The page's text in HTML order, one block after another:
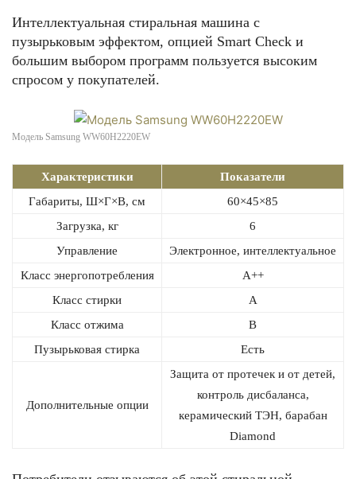
Интеллектуальная стиральная машина с
пузырьковым эффектом, опцией Smart Check и
большим выбором программ пользуется высоким
спросом у покупателей.
Модель Samsung WW60H2220EW
Характеристики
Показатели
Габариты, Ш×Г×В, см
60×45×85
Загрузка, кг
6
Управление
Электронное, интеллектуальное
Класс энергопотребления
А++
Класс стирки
А
Класс отжима
В
Пузырьковая стирка
Есть
Дополнительные опции
Защита от протечек и от детей,
контроль дисбаланса,
керамический ТЭН, барабан
Diamond